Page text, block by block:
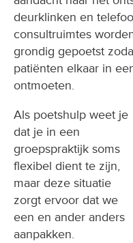
deurklinken en
consultruimtes
grondig gepoetst
patiënten elkaar in
ontmoeten.
Als poetshulp weet je
dat je in een
groepspraktijk soms
flexibel dient te zijn,
maar deze situatie
zorgt ervoor dat we
een en ander anders
aanpakken.